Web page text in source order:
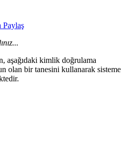
Paylaş
aşağıdaki kimlik doğrulama
olan bir tanesini kullanarak sisteme